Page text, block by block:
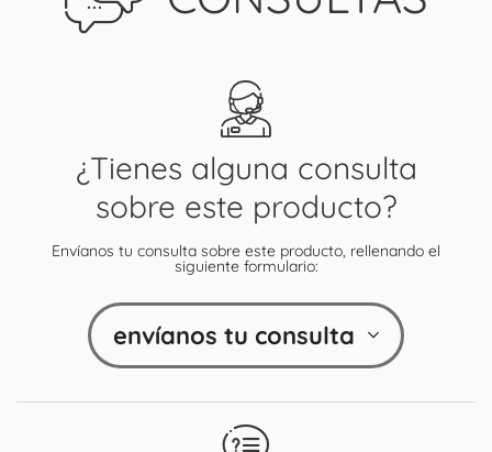
¿Tienes alguna consulta
sobre este producto?
Envíanos tu consulta sobre este producto, rellenando el
siguiente formulario:
envíanos tu consulta